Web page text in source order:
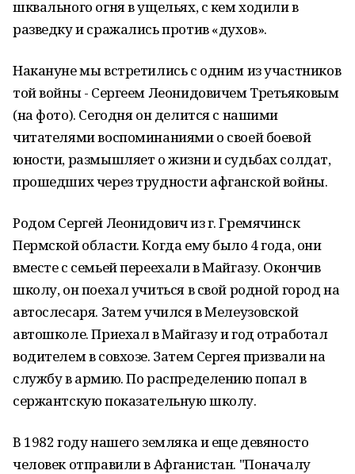
шквального огня в ущельях, с кем ходили в
разведку и сражались против «духов».
Накануне мы встретились с одним из участников
той войны - Сергеем Леонидовичем Третьяковым
(на фото). Сегодня он делится с нашими
читателями воспоминаниями о своей боевой
юности, размышляет о жизни и судьбах солдат,
прошедших через трудности афганской войны.
Родом Сергей Леонидович из г. Гремячинск
Пермской области. Когда ему было 4 года, они
вместе с семьей переехали в Майгазу. Окончив
школу, он поехал учиться в свой родной город на
автослесаря. Затем учился в Мелеузовской
автошколе. Приехал в Майгазу и год отработал
водителем в совхозе. Затем Сергея призвали на
службу в армию. По распределению попал в
сержантскую показательную школу.
В 1982 году нашего земляка и еще девяносто
человек отправили в Афганистан. "Поначалу